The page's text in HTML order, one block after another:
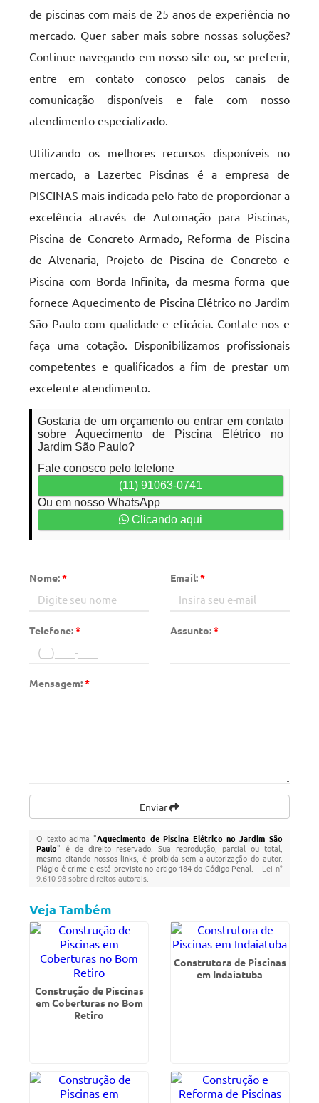
de piscinas com mais de 25 anos de experiência no
mercado. Quer saber mais sobre nossas soluções?
Continue navegando em nosso site ou, se preferir,
entre em contato conosco pelos canais de
comunicação disponíveis e fale com nosso
atendimento especializado.
Utilizando os melhores recursos disponíveis no
mercado, a Lazertec Piscinas é a empresa de
PISCINAS mais indicada pelo fato de proporcionar a
excelência através de Automação para Piscinas,
Piscina de Concreto Armado, Reforma de Piscina
de Alvenaria, Projeto de Piscina de Concreto e
Piscina com Borda Infinita, da mesma forma que
fornece Aquecimento de Piscina Elétrico no Jardim
São Paulo com qualidade e eficácia. Contate-nos e
faça uma cotação. Disponibilizamos profissionais
competentes e qualificados a fim de prestar um
excelente atendimento.
Gostaria de um orçamento ou entrar em contato
sobre Aquecimento de Piscina Elétrico no
Jardim São Paulo?
Fale conosco pelo telefone
(11) 91063-0741
Ou em nosso WhatsApp
Clicando aqui
Nome:* Email:*
Telefone:* Assunto:*
Mensagem:*
Enviar
O texto acima "Aquecimento de Piscina Elétrico no Jardim São
Paulo" é de direito reservado. Sua reprodução, parcial ou total,
mesmo citando nossos links, é proibida sem a autorização do autor.
Plágio é crime e está previsto no artigo 184 do Código Penal. –Lei n°
9.610-98 sobre direitos autorais
Veja Também
Construção de Piscinas
em Coberturas no Bom
Retiro
Construtora de Piscinas
em Indaiatuba